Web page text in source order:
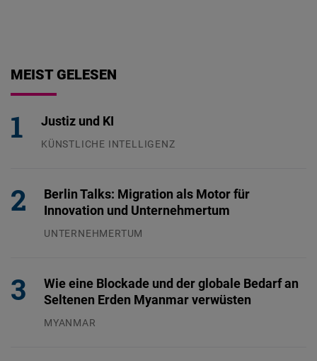
MEIST GELESEN
Justiz und KI
KÜNSTLICHE INTELLIGENZ
Berlin Talks: Migration als Motor für
Innovation und Unternehmertum
UNTERNEHMERTUM
Wie eine Blockade und der globale Bedarf an
Seltenen Erden Myanmar verwüsten
MYANMAR